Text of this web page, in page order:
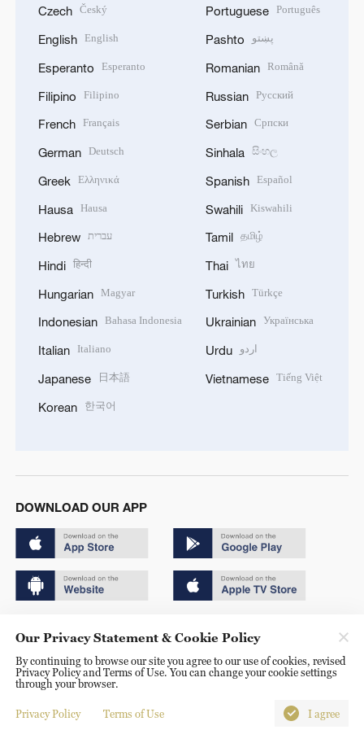
Czech Český
English English
Esperanto Esperanto
Filipino Filipino
French Français
German Deutsch
Greek Ελληνικά
Hausa Hausa
Hebrew עברית
Hindi हिन्दी
Hungarian Magyar
Indonesian Bahasa Indonesia
Italian Italiano
Japanese 日本語
Korean 한국어
Portuguese Português
Pashto پښتو
Romanian Română
Russian Русский
Serbian Српски
Sinhala සිංහල
Spanish Español
Swahili Kiswahili
Tamil தமிழ்
Thai ไทย
Turkish Türkçe
Ukrainian Українська
Urdu اردو
Vietnamese Tiếng Việt
DOWNLOAD OUR APP
京ICP备20000184号
京公网安备 11010502050052号
Disinformation report hotline: 010-85061466
Our Privacy Statement & Cookie Policy
By continuing to browse our site you agree to our use of cookies, revised
Privacy Policy and Terms of Use. You can change your cookie settings
through your browser.
Privacy Policy Terms of Use I agree